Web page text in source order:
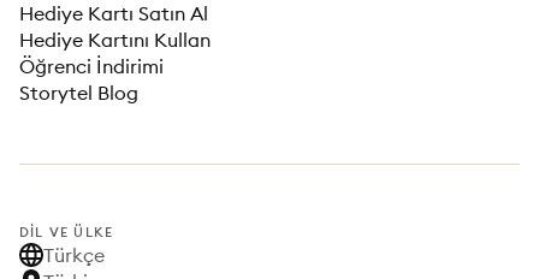
Hediye Kartı Satın Al
Hediye Kartını Kullan
Öğrenci İndirimi
Storytel Blog
DIL VE ÜLKE
Türkçe